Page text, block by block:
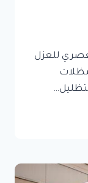
للعزل
مظلات